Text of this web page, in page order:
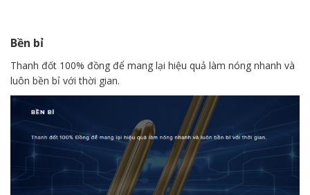
Bền bỉ
Thanh đốt 100% đồng để mang lại hiệu quả làm nóng nhanh và
luôn bền bỉ với thời gian.